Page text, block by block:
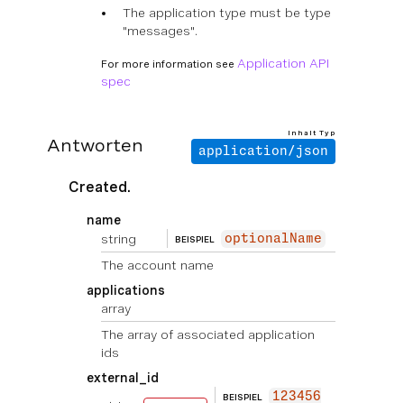
The application type must be type
"messages".
For more information see Application API
spec
Antworten
Inhalt Typ
application/json
Created.
name
string
BEISPIEL optionalName
The account name
applications
array
The array of associated application
ids
external_id
BEISPIEL
123456